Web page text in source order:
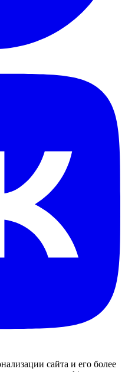
сайта и его более